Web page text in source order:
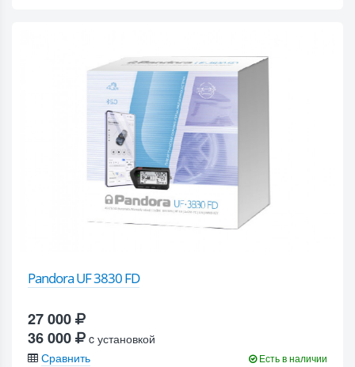
Pandora UF 3830 FD
27 000
36 000
c установкой
Сравнить
Есть в наличии